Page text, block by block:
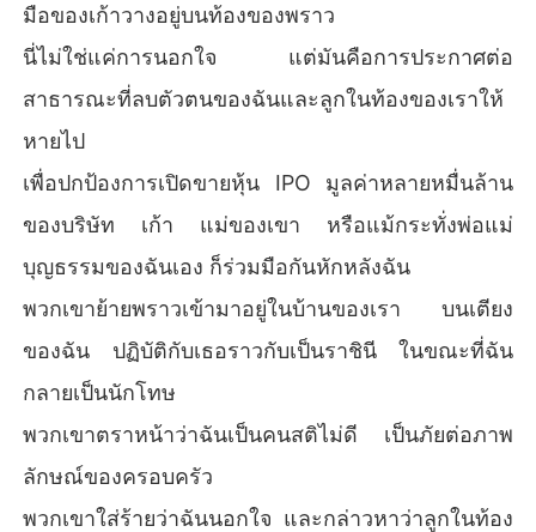
พวกเขาใส่ร้ายว่าฉันนอกใจ และกล่าวหาว่าลูกในท้องของฉัน
ไม่ใช่ลูกของเขา
คำสั่งสุดท้ายนั้นโหดร้ายเกินกว่าจะคิดฝัน...ให้ฉันไปทำแท้ง
ลากฉันไปที่นั่นถ้าฉันขัดขืน
พวกเขายอมคืนโทรศัพท์ให้ฉันเพื่อหวังจะปิดปากฉันไว้
ฉันแสร้งทำเป็นยอมแพ้ แล้วใช้โอกาสสุดท้ายโทรออกไปยังเบอ
ร์ที่ฉันเก็บซ่อนไว้มานานหลายปี...
เบอร์โทรศัพท์ของพ่อผู้ให้กำเนิดของฉัน อนันต์ ธีรวงศ์ ประมุข
ของตระกูลที่ทรงอิทธิพลมากพอที่จะเผาโลกทั้งใบของสามีฉันใ
ห้มอดไหม้เป็นจุณได้
มือของเก้าวางอยู่บนท้องของพราว
นี่ไม่ใช่แค่การนอกใจ แต่มันคือการประกาศต่อ
สาธารณะที่ลบตัวตนของฉันและลูกในท้องของเราให้
หายไป
เพื่อปกป้องการเปิดขายหุ้น IPO มูลค่าหลายหมื่นล้าน
ของบริษัท เก้า แม่ของเขา หรือแม้กระทั่งพ่อแม่
บุญธรรมของฉันเอง ก็ร่วมมือกันหักหลังฉัน
พวกเขาย้ายพราวเข้ามาอยู่ในบ้านของเรา บนเตียง
ของฉัน ปฏิบัติกับเธอราวกับเป็นราชินี ในขณะที่ฉัน
กลายเป็นนักโทษ
พวกเขาตราหน้าว่าฉันเป็นคนสติไม่ดี เป็นภัยต่อภาพ
ลักษณ์ของครอบครัว
พวกเขาใส่ร้ายว่าฉันนอกใจ และกล่าวหาว่าลูกในท้อง